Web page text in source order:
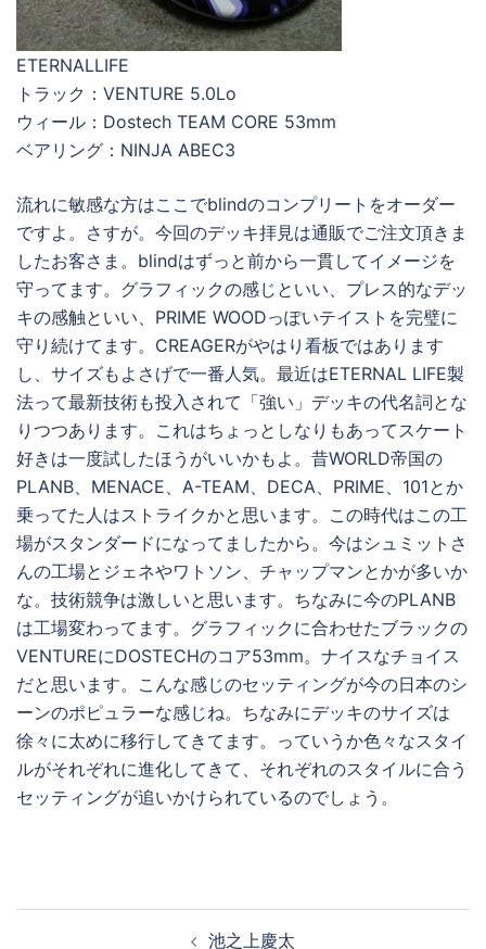
ETERNALLIFE
トラック：VENTURE 5.0Lo
ウィール：Dostech TEAM CORE 53mm
ベアリング：NINJA ABEC3
流れに敏感な方はここでblindのコンプリートをオーダー
ですよ。さすが。今回のデッキ拝見は通販でご注文頂きま
したお客さま。blindはずっと前から一貫してイメージを
守ってます。グラフィックの感じといい、プレス的なデッ
キの感触といい、PRIME WOODっぽいテイストを完璧に
守り続けてます。CREAGERがやはり看板ではあります
し、サイズもよさげで一番人気。最近はETERNAL LIFE製
法って最新技術も投入されて「強い」デッキの代名詞とな
りつつあります。これはちょっとしなりもあってスケート
好きは一度試したほうがいいかもよ。昔WORLD帝国の
PLANB、MENACE、A-TEAM、DECA、PRIME、101とか
乗ってた人はストライクかと思います。この時代はこの工
場がスタンダードになってましたから。今はシュミットさ
んの工場とジェネやワトソン、チャップマンとかが多いか
な。技術競争は激しいと思います。ちなみに今のPLANB
は工場変わってます。グラフィックに合わせたブラックの
VENTUREにDOSTECHのコア53mm。ナイスなチョイス
だと思います。こんな感じのセッティングが今の日本のシ
ーンのポピュラーな感じね。ちなみにデッキのサイズは
徐々に太めに移行してきてます。っていうか色々なスタイ
ルがそれぞれに進化してきて、それぞれのスタイルに合う
セッティングが追いかけられているのでしょう。
池之上慶太